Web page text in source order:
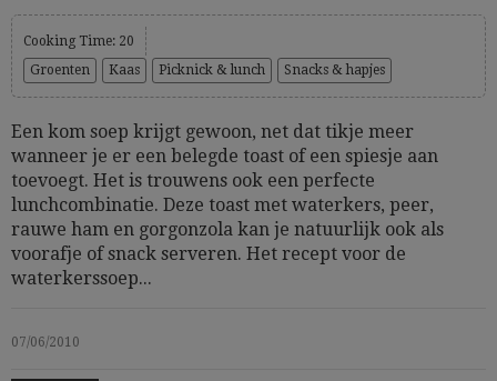
Cooking Time: 20
Groenten
Kaas Picknick & lunch Snacks & hapjes
Een kom soep krijgt gewoon, net dat tikje meer
wanneer je er een belegde toast of een spiesje aan
toevoegt. Het is trouwens ook een perfecte
lunchcombinatie. Deze toast met waterkers, peer,
rauwe ham en gorgonzola kan je natuurlijk ook als
voorafje of snack serveren. Het recept voor de
waterkerssoep...
07/06/2010